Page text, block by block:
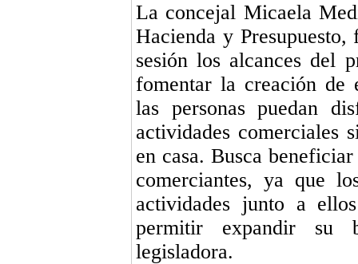
La concejal Micaela
Hacienda y
sesión los alcances del
fomentar la creación de
las personas puedan
actividades comerciales
en casa. Busca
comerciantes, ya que
actividades junto a
permitir expandir su
legisladora.